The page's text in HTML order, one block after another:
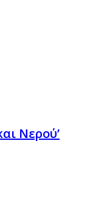
Νερού’